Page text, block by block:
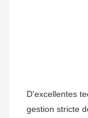
D'excellentes
gestion stricte